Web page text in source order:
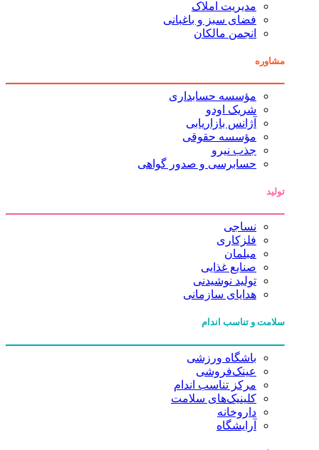
مدیریت املاک
فضای سبز و باغبانی
انجمن مالکان
مشاوره
مؤسسه حسابداری
شریک اودو
آژانس بازاریابی
مؤسسه حقوقی
جذب نیرو
حسابرسی و صدور گواهی
تولید
نساجی
فلزکاری
مبلمان
صنایع غذایی
تولید نوشیدنی
هدایای سازمانی
سلامت و تناسب اندام
باشگاه ورزشی
عینک‌فروشی
مرکز تناسب اندام
کلینیک‌های سلامت
داروخانه
آرایشگاه